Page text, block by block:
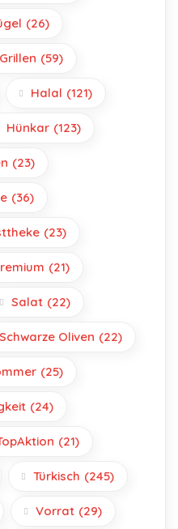
(26)
Grillen (59)
Halal (121)
Hünkar (123)
(23)
(36)
(23)
(21)
Salat (22)
Schwarze Oliven (22)
(25)
(24)
(21)
Türkisch (245)
Vorrat (29)